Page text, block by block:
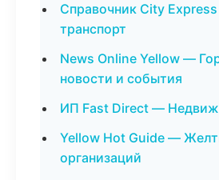
Справочник City
транспорт
News Online Yellow —
новости и события
ИП Fast Direct —
Yellow Hot Guide —
организаций